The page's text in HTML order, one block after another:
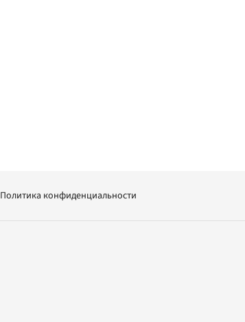
Политика конфиденциальности